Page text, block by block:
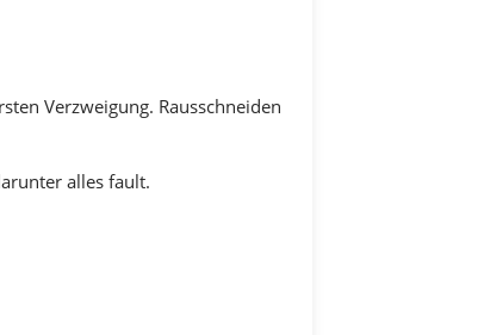
Verzweigung. Rausschneiden
alles fault.